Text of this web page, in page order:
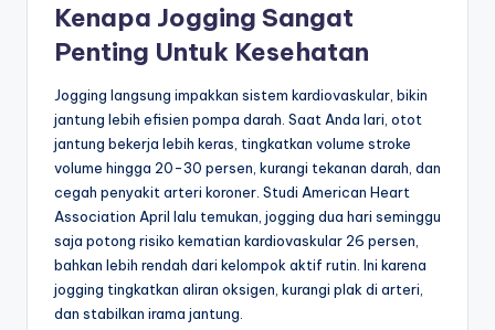
Kenapa Jogging Sangat
Penting Untuk Kesehatan
Jogging langsung impakkan sistem kardiovaskular, bikin
jantung lebih efisien pompa darah. Saat Anda lari, otot
jantung bekerja lebih keras, tingkatkan volume stroke
volume hingga 20-30 persen, kurangi tekanan darah, dan
cegah penyakit arteri koroner. Studi American Heart
Association April lalu temukan, jogging dua hari seminggu
saja potong risiko kematian kardiovaskular 26 persen,
bahkan lebih rendah dari kelompok aktif rutin. Ini karena
jogging tingkatkan aliran oksigen, kurangi plak di arteri,
dan stabilkan irama jantung.